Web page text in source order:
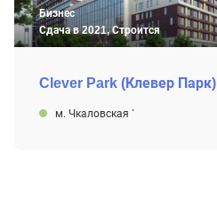
Бизнес
Сдача в 2021, Строится
Clever Park (Клевер Парк)
м. Чкаловская `